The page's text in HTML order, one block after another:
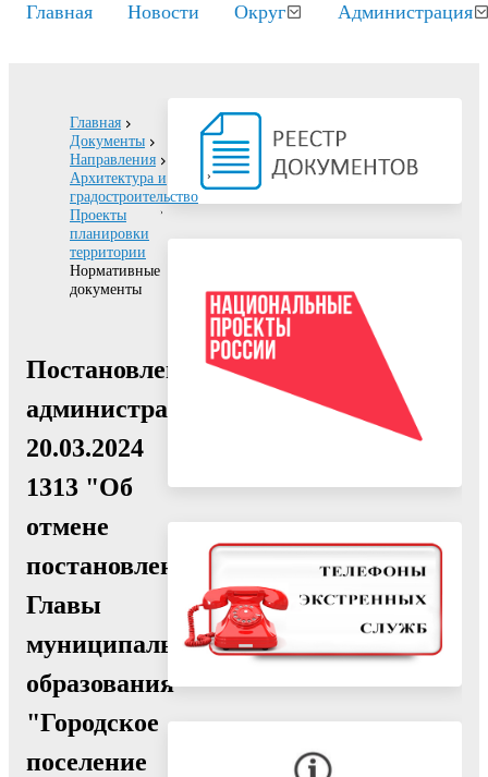
Главная Новости Округ Администрация
Главная
Документы
Направления
Архитектура и
градостроительство
Проекты
планировки
территории
Нормативные
документы
Постановление
администрации
20.03.2024
1313 "Об
отмене
постановления
Главы
муниципального
образования
"Городское
поселение